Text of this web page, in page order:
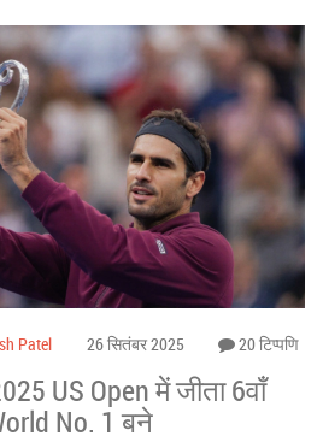
Patel 26 सितंबर 2025 20 टिप्पणि
US Open में जीता 6वाँ
No. 1 बने